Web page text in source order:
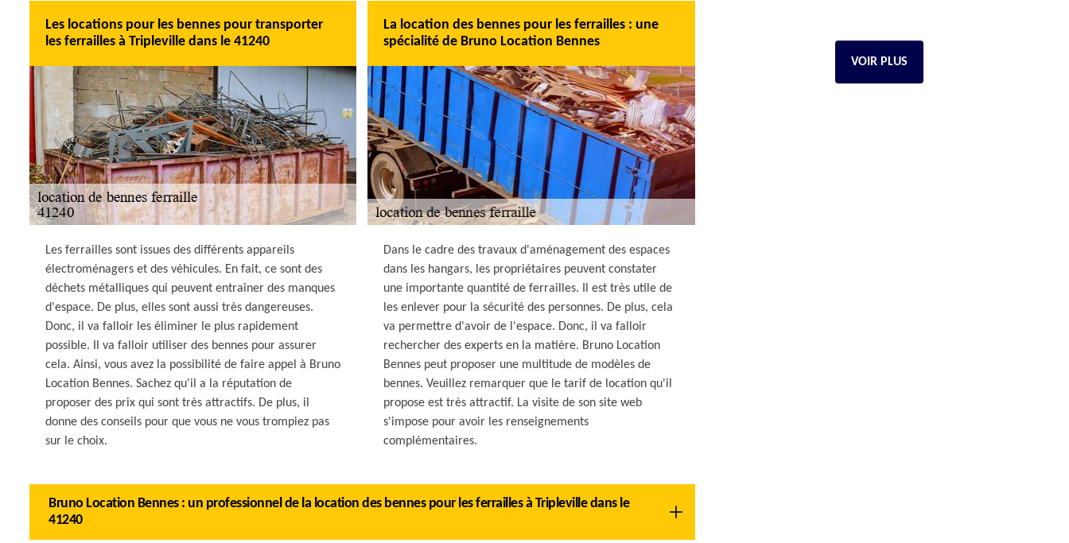
Les locations pour les bennes pour transporter
les ferrailles à Tripleville dans le 41240
Les ferrailles sont issues des différents appareils
électroménagers et des véhicules. En fait, ce sont des
déchets métalliques qui peuvent entraîner des manques
d'espace. De plus, elles sont aussi très dangereuses.
Donc, il va falloir les éliminer le plus rapidement
possible. Il va falloir utiliser des bennes pour assurer
cela. Ainsi, vous avez la possibilité de faire appel à Bruno
Location Bennes. Sachez qu'il a la réputation de
proposer des prix qui sont très attractifs. De plus, il
donne des conseils pour que vous ne vous trompiez pas
sur le choix.
La location des bennes pour les ferrailles : une
spécialité de Bruno Location Bennes
Dans le cadre des travaux d'aménagement des espaces
dans les hangars, les propriétaires peuvent constater
une importante quantité de ferrailles. Il est très utile de
les enlever pour la sécurité des personnes. De plus, cela
va permettre d'avoir de l'espace. Donc, il va falloir
rechercher des experts en la matière. Bruno Location
Bennes peut proposer une multitude de modèles de
bennes. Veuillez remarquer que le tarif de location qu'il
propose est très attractif. La visite de son site web
s'impose pour avoir les renseignements
complémentaires.
Bruno Location Bennes : un professionnel de la location des bennes pour les ferrailles à Tripleville dans le
41240
VOIR PLUS